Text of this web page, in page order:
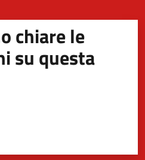
chiare le
su questa